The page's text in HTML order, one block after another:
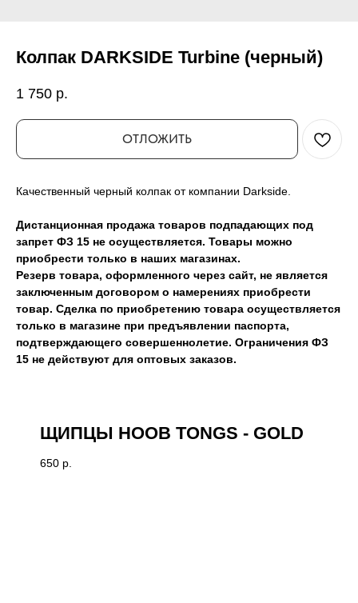
Колпак DARKSIDE Turbine (черный)
1 750 р.
ОТЛОЖИТЬ
Качественный черный колпак от компании Darkside.
Дистанционная продажа товаров подпадающих под
запрет ФЗ 15 не осуществляется. Товары можно
приобрести только в наших магазинах.
Резерв товара, оформленного через сайт, не является
заключенным договором о намерениях приобрести
товар. Сделка по приобретению товара осуществляется
только в магазине при предъявлении паспорта,
подтверждающего совершеннолетие. Ограничения ФЗ
15 не действуют для оптовых заказов.
ЩИПЦЫ HOOB TONGS - GOLD
650 р.